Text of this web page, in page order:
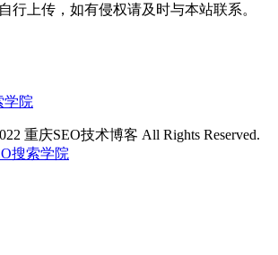
行上传，如有侵权请及时与本站联系。
学院
重庆SEO技术博客 All Rights Reserved.
搜索学院